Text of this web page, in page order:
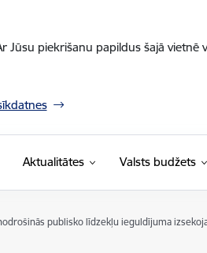
piekrišanu papildus šajā
Aktualitātes Valsts budžets
publisko līdzekļu ieguldījuma